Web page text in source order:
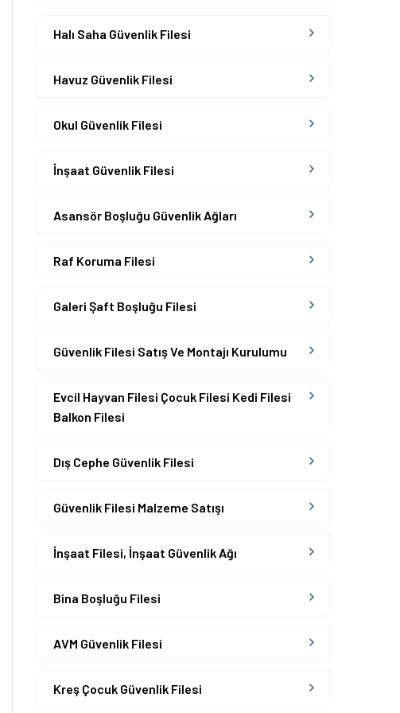
Halı Saha Güvenlik Filesi
Havuz Güvenlik Filesi
Okul Güvenlik Filesi
İnşaat Güvenlik Filesi
Asansör Boşluğu Güvenlik Ağları
Raf Koruma Filesi
Galeri Şaft Boşluğu Filesi
Güvenlik Filesi Satış Ve Montajı Kurulumu
Evcil Hayvan Filesi Çocuk Filesi Kedi Filesi
Balkon Filesi
Dış Cephe Güvenlik Filesi
Güvenlik Filesi Malzeme Satışı
İnşaat Filesi, İnşaat Güvenlik Ağı
Bina Boşluğu Filesi
AVM Güvenlik Filesi
Kreş Çocuk Güvenlik Filesi